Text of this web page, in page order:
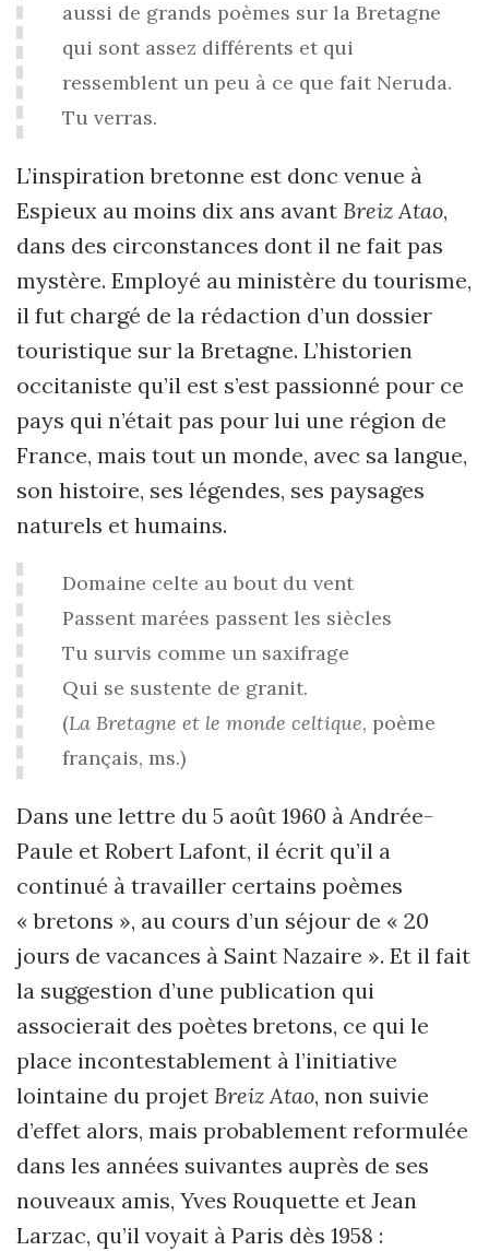
aussi de grands poèmes sur la Bretagne
qui sont assez différents et qui
ressemblent un peu à ce que fait Neruda.
Tu verras.
L’inspiration bretonne est donc venue à
Espieux au moins dix ans avant Breiz Atao,
dans des circonstances dont il ne fait pas
mystère. Employé au ministère du tourisme,
il fut chargé de la rédaction d’un dossier
touristique sur la Bretagne. L’historien
occitaniste qu’il est s’est passionné pour ce
pays qui n’était pas pour lui une région de
France, mais tout un monde, avec sa langue,
son histoire, ses légendes, ses paysages
naturels et humains.
Domaine celte au bout du vent
Passent marées passent les siècles
Tu survis comme un saxifrage
Qui se sustente de granit.
(La Bretagne et le monde celtique, poème
français, ms.)
Dans une lettre du 5 août 1960 à Andrée-
Paule et Robert Lafont, il écrit qu’il a
continué à travailler certains poèmes
« bretons », au cours d’un séjour de « 20
jours de vacances à Saint Nazaire ». Et il fait
la suggestion d’une publication qui
associerait des poètes bretons, ce qui le
place incontestablement à l’initiative
lointaine du projet Breiz Atao, non suivie
d’effet alors, mais probablement reformulée
dans les années suivantes auprès de ses
nouveaux amis, Yves Rouquette et Jean
Larzac, qu’il voyait à Paris dès 1958 :